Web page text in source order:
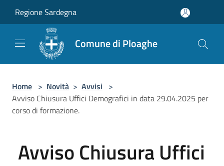
Regione Sardegna
Comune di Ploaghe
Home > Novità > Avvisi >
Avviso Chiusura Uffici Demografici in data 29.04.2025 per
corso di formazione.
Avviso Chiusura Uffici